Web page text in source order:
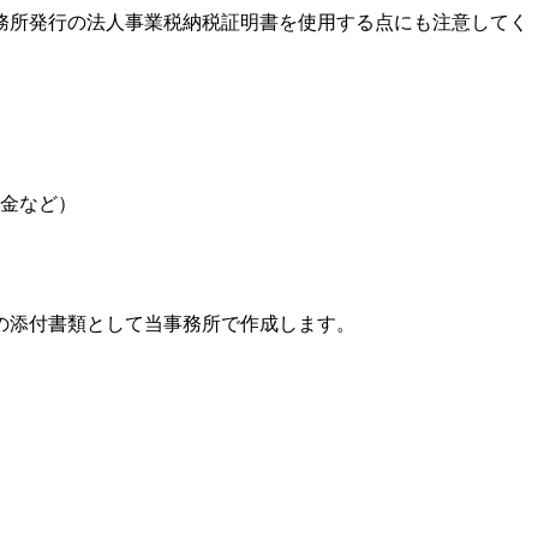
発行の法人事業税納税証明書を使用する点にも注意してく
など）
付書類として当事務所で作成します。